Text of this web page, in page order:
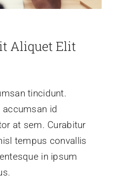
Aliquet Elit
tincidunt.
accumsan id
at sem. Curabitur
tempus convallis
in ipsum